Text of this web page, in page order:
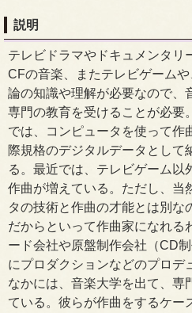
説明
テレビドラマやドキュメンタリ
CFの音楽、またテレビゲーム
論の知識や理解が必要なので、
専門の教育を受けることが必要
では、コンピュータを使って作
際規格のデジタルデータとして
る。最近では、テレビゲーム以
作曲が増えている。ただし、当
タの技術と作曲の才能とは別な
だからといって作曲家になれる
ード会社や原盤制作会社（CD
にプロダクションなどのプロデ
なかには、音楽大学を出て、専
ている。彼らが作曲をするケー